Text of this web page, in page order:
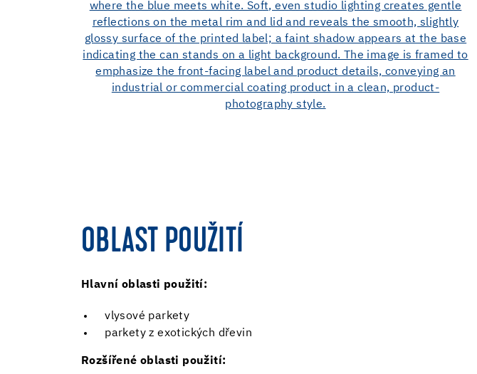
OBLAST POUŽITÍ
Hlavní oblasti použití:
vlysové parkety
parkety z exotických dřevin
Rozšířené oblasti použití: